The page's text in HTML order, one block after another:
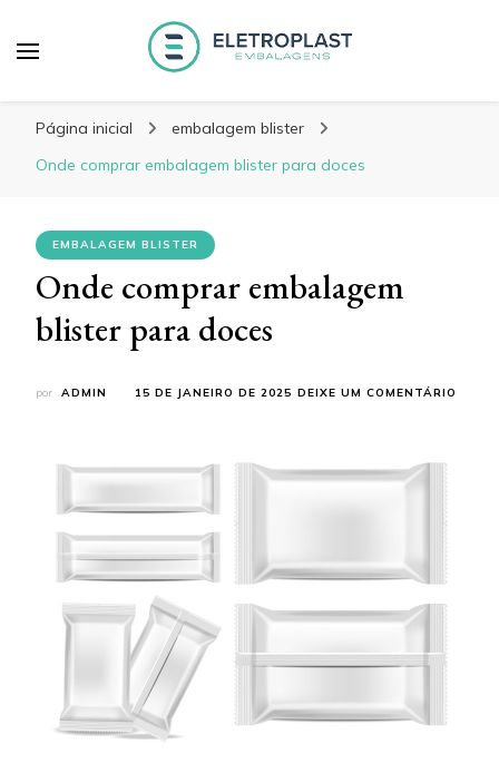
Embalagens
Página inicial
embalagem blister
Onde comprar embalagem blister para doces
EMBALAGEM BLISTER
Onde comprar embalagem
blister para doces
por ADMIN 15 DE JANEIRO DE 2025 DEIXE UM COMENTÁRIO